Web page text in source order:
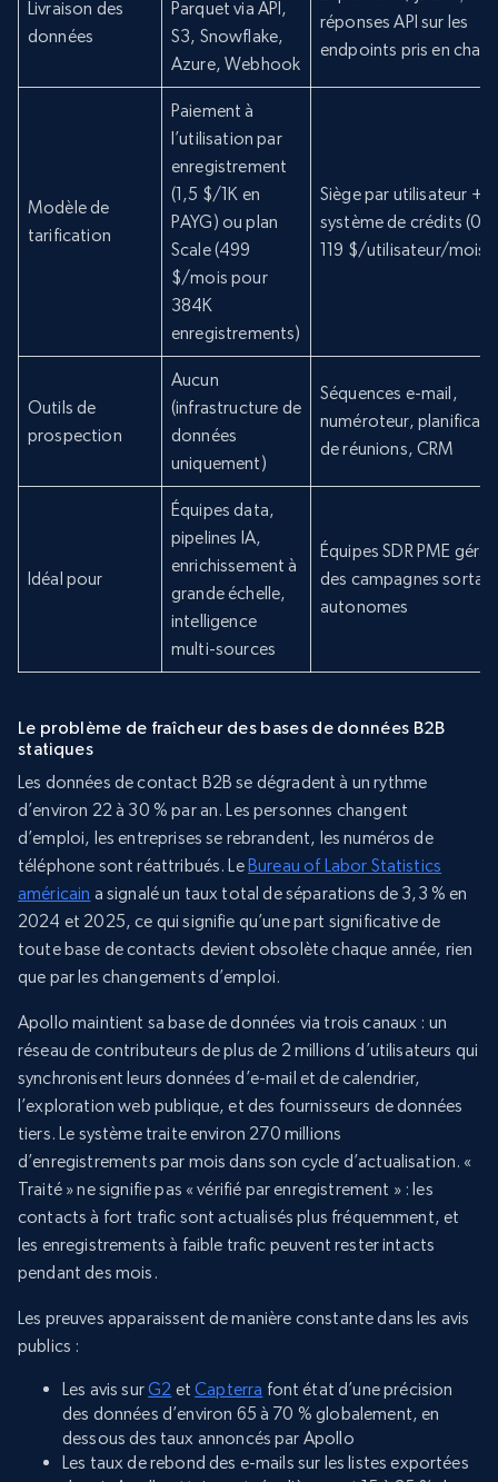
Livraison des
données
Parquet via API,
S3, Snowflake,
Azure, Webhook
réponses API sur les
endpoints pris en
Modèle de
tarification
Paiement à
l’utilisation par
enregistrement
(1,5 $/1K en
PAYG) ou plan
Scale (499
$/mois pour
384K
enregistrements)
Siège par utilisateur +
système de crédits (0 à
119 $/utilisateur/mois)
Outils de
prospection
Aucun
(infrastructure de
données
uniquement)
Séquences e-mail,
numéroteur,
de réunions, CRM
Idéal pour
Équipes data,
pipelines IA,
enrichissement à
grande échelle,
intelligence
multi-sources
Équipes SDR PME
des campagnes
autonomes
Le problème de fraîcheur des bases de données B2B
statiques
Les données de contact B2B se dégradent à un rythme
d’environ 22 à 30 % par an. Les personnes changent
d’emploi, les entreprises se rebrandent, les numéros de
téléphone sont réattribués. Le Bureau of Labor Statistics
américain a signalé un taux total de séparations de 3,3 % en
2024 et 2025, ce qui signifie qu’une part significative de
toute base de contacts devient obsolète chaque année, rien
que par les changements d’emploi.
Apollo maintient sa base de données via trois canaux : un
réseau de contributeurs de plus de 2 millions d’utilisateurs qui
synchronisent leurs données d’e-mail et de calendrier,
l’exploration web publique, et des fournisseurs de données
tiers. Le système traite environ 270 millions
d’enregistrements par mois dans son cycle d’actualisation. «
Traité » ne signifie pas « vérifié par enregistrement » : les
contacts à fort trafic sont actualisés plus fréquemment, et
les enregistrements à faible trafic peuvent rester intacts
pendant des mois.
Les preuves apparaissent de manière constante dans les avis
publics :
Les avis surG2 etCapterra font état d’une précision
des données d’environ 65 à 70 % globalement, en
dessous des taux annoncés par Apollo
Les taux de rebond des e-mails sur les listes exportées